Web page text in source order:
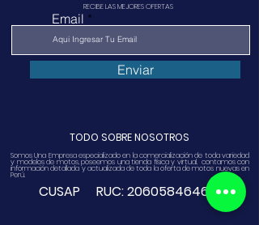
RECIBE LAS MEJORES OFERTAS
Email
Enviar
TODO SOBRE NOSOTROS
Somos Una Empresa especializado en la comercialización de toda variedad
y modelos de motos, poseemos una tienda física y virtual. contamos con
información detallada y actualizada de toda la oferta de motos nuevas en
Perú.
CUSAP RUC:20605846468